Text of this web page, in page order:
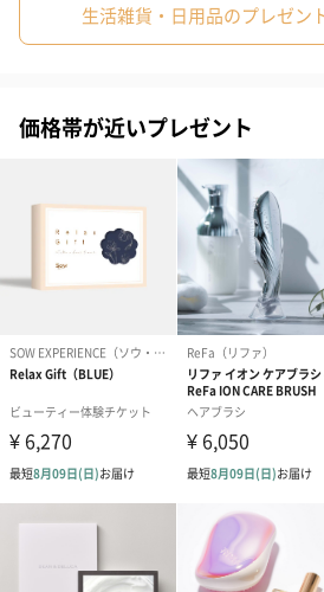
生活雑貨・日用品のプレゼン
価格帯が近いプレゼント